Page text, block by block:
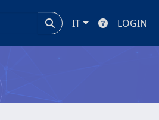
IT LOGIN